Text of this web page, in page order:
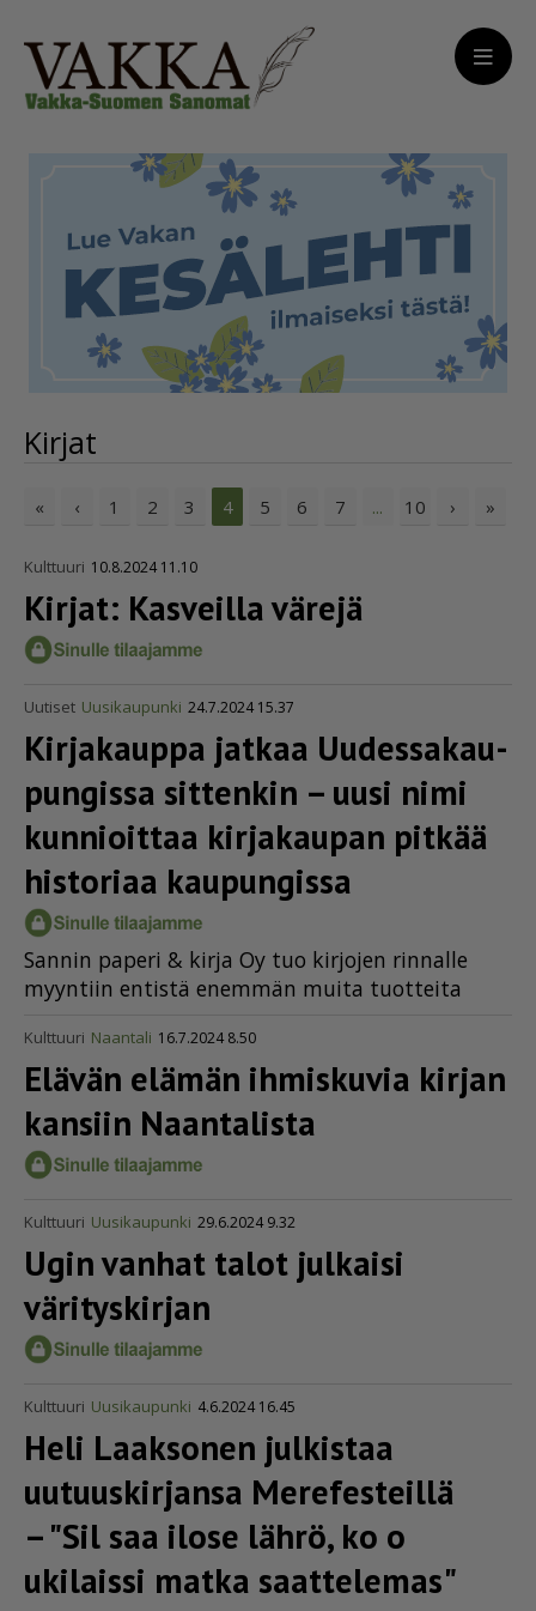
Kirjat
« ‹ 1 2 3 4 5 6 7 ... 10 › »
Kulttuuri 10.8.2024 11.10
Kirjat: Kasveilla värejä
Uutiset Uusikaupunki 24.7.2024 15.37
Kirjakauppa jatkaa Uudes­sa­kau­
pun­gissa sittenkin – uusi nimi
kunnioittaa kirjakaupan pitkää
historiaa kaupungissa
San­nin pa­pe­ri & kir­ja Oy tuo kir­jo­jen rin­nal­le
myyn­tiin en­tis­tä enem­män mui­ta tuot­tei­ta
Kulttuuri Naantali 16.7.2024 8.50
Elävän elämän ihmiskuvia kirjan
kansiin Naantalista
Kulttuuri Uusikaupunki 29.6.2024 9.32
Ugin vanhat talot julkaisi
värityskirjan
Kulttuuri Uusikaupunki 4.6.2024 16.45
Heli Laaksonen julkistaa
uutuuskirjansa Merefesteillä
– "Sil saa ilose lährö, ko o
ukilaissi matka saattelemas"